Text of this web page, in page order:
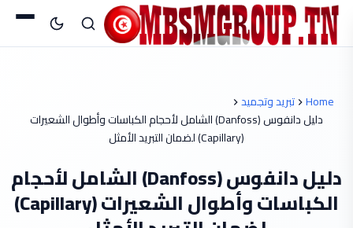
Home تبريد وتجميد
دليل دانفوس (Danfoss) الشامل لأحجام الكباسات وأطوال الشعيرات
(Capillary) لضمان التبريد الأمثل
دليل دانفوس (Danfoss) الشامل لأحجام
الكباسات وأطوال الشعيرات (Capillary)